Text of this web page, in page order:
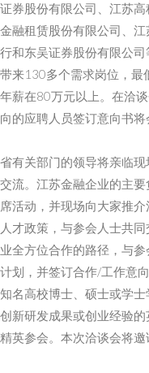
券股份有限公司、江苏高
融租赁股份有限公司、江
和东吴证券股份有限公
来130多个需求岗位，最
薪在80万元以上。在洽
的应聘人员签订意向书
有关部门的领导将亲临
流。江苏金融企业的主要
活动，并现场向大家推
才政策，与参会人士共
全方位合作的路径，与参
划，并签订合作/工作意向
名高校博士、硕士或学
新研发成果或创业经验
英参会。本次洽谈会将